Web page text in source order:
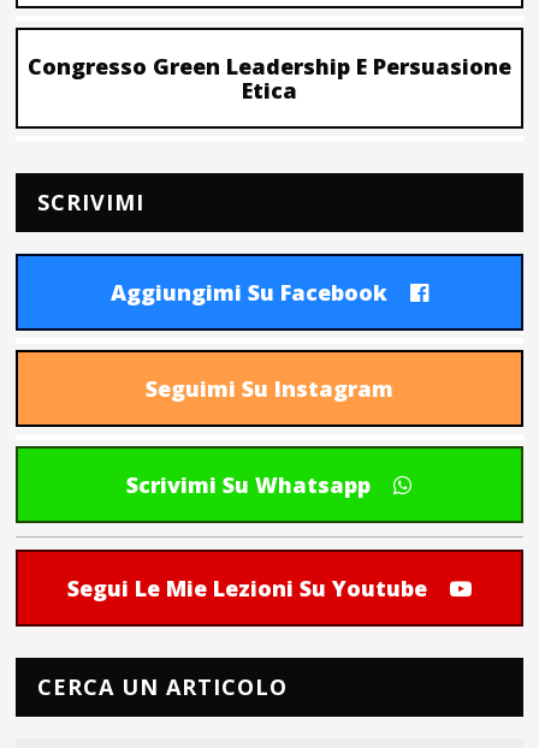
Congresso Green Leadership E Persuasione
Etica
SCRIVIMI
Aggiungimi Su Facebook
Seguimi Su Instagram
Scrivimi Su Whatsapp
Segui Le Mie Lezioni Su Youtube
CERCA UN ARTICOLO